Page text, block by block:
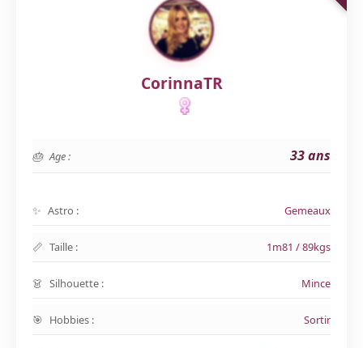
CorinnaTR
Age : 33 ans
Astro : Gemeaux
Taille : 1m81 / 89kgs
Silhouette : Mince
Hobbies : Sortir